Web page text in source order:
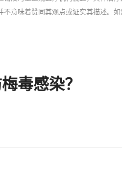
意味着赞同其观点或证实其描述。
毒感染？